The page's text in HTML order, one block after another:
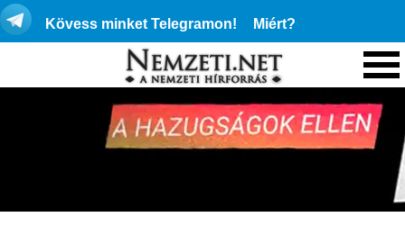
Kövess minket Telegramon! Miért?